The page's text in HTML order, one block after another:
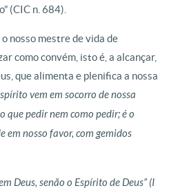
(CIC n. 684).
nosso mestre de vida de
como convém, isto é, a alcançar,
que alimenta e plenifica a nossa
vem em socorro de nossa
que pedir nem como pedir; é o
em nosso favor, com gemidos
Deus, senão o Espírito de Deus” (I